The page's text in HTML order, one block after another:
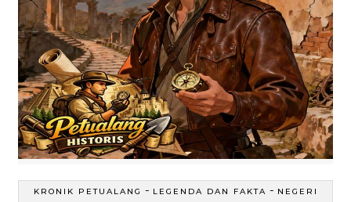
KRONIK PETUALANG - LEGENDA DAN FAKTA - NEGERI